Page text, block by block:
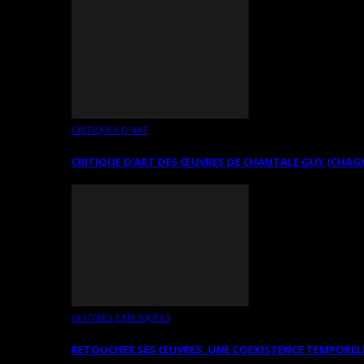
CRITIQUES D’ART
CRITIQUE D’ART DES ŒUVRES DE CHANTALE GUY
OEUVRES EXPLIQUÉES
RETOUCHER SES ŒUVRES. UNE COEXISTENCE